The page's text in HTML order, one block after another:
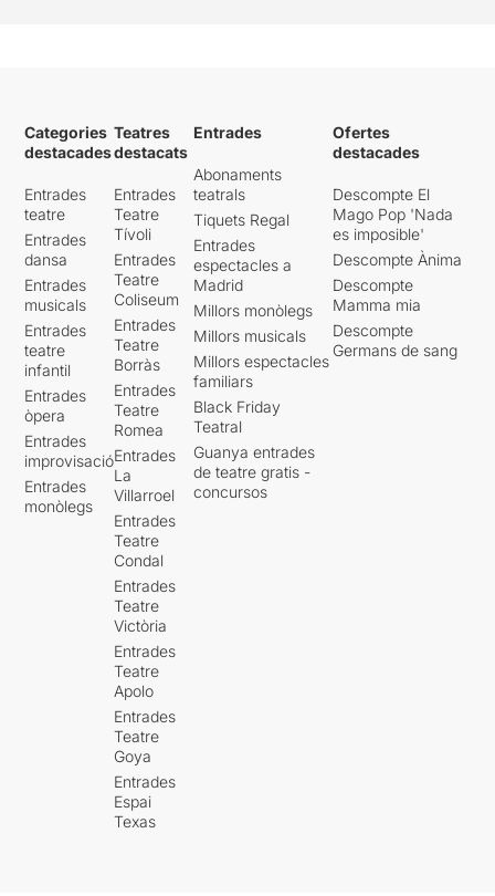
Categories
destacades
Entrades
teatre
Entrades
dansa
Entrades
musicals
Entrades
teatre
infantil
Entrades
òpera
Entrades
improvisació
Entrades
monòlegs
Teatres
destacats
Entrades
Teatre
Tívoli
Entrades
Teatre
Coliseum
Entrades
Teatre
Borràs
Entrades
Teatre
Romea
Entrades
La
Villarroel
Entrades
Teatre
Condal
Entrades
Teatre
Victòria
Entrades
Teatre
Apolo
Entrades
Teatre
Goya
Entrades
Espai
Texas
Entrades
Abonaments
teatrals
Tiquets Regal
Entrades
espectacles a
Madrid
Millors monòlegs
Millors musicals
Millors espectacles
familiars
Black Friday
Teatral
Guanya entrades
de teatre gratis -
concursos
Ofertes
destacades
Descompte El
Mago Pop 'Nada
es imposible'
Descompte Ànima
Descompte
Mamma mia
Descompte
Germans de sang